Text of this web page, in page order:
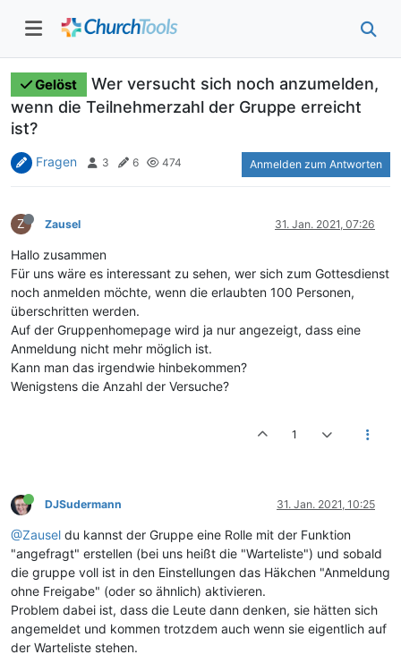
Gelöst
Wer versucht sich noch anzumelden,
wenn die Teilnehmerzahl der Gruppe erreicht
ist?
Fragen 3 6 474 Anmelden zum Antworten
Z Zausel 31. Jan. 2021, 07:26
Hallo zusammen
Für uns wäre es interessant zu sehen, wer sich zum Gottesdienst
noch anmelden möchte, wenn die erlaubten 100 Personen,
überschritten werden.
Auf der Gruppenhomepage wird ja nur angezeigt, dass eine
Anmeldung nicht mehr möglich ist.
Kann man das irgendwie hinbekommen?
Wenigstens die Anzahl der Versuche?
1
DJSudermann 31. Jan. 2021, 10:25
@Zausel du kannst der Gruppe eine Rolle mit der Funktion
"angefragt" erstellen (bei uns heißt die "Warteliste") und sobald
die gruppe voll ist in den Einstellungen das Häkchen "Anmeldung
ohne Freigabe" (oder so ähnlich) aktivieren.
Problem dabei ist, dass die Leute dann denken, sie hätten sich
angemeldet und kommen trotzdem auch wenn sie eigentlich auf
der Warteliste stehen.